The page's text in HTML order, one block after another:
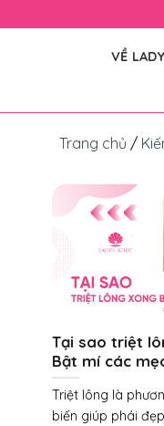
VỀ
Trang chủ /
Tại sao triệt
Bật mí các
Triệt lông là
biến giúp phái